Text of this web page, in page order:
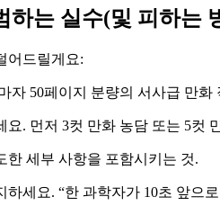
하는 실수(및 피하는
어드릴게요:
자 50페이지 분량의 서사급 만화
요. 먼저 3컷 만화 농담 또는 5컷
한 세부 사항을 포함시키는 것.
하세요. “한 과학자가 10초 앞으